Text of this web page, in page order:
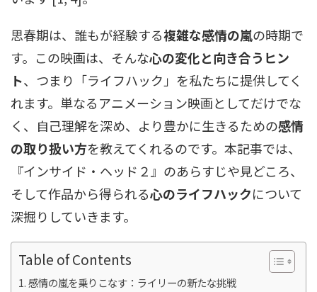
思春期は、誰もが経験する複雑な感情の嵐の時期で
す。この映画は、そんな心の変化と向き合うヒン
ト、つまり「ライフハック」を私たちに提供してく
れます。単なるアニメーション映画としてだけでな
く、自己理解を深め、より豊かに生きるための感情
の取り扱い方を教えてくれるのです。本記事では、
『インサイド・ヘッド２』のあらすじや見どころ、
そして作品から得られる心のライフハックについて
深掘りしていきます。
Table of Contents
感情の嵐を乗りこなす：ライリーの新たな挑戦